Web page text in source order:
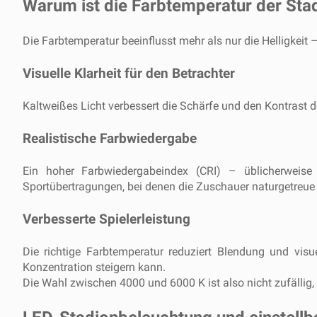
Warum ist die Farbtemperatur der
Die Farbtemperatur beeinflusst mehr als nur die
Visuelle Klarheit für den Betrachter
Kaltweißes Licht verbessert die Schärfe und den Kontrast
Realistische Farbwiedergabe
Ein hoher Farbwiedergabeindex (CRI) –
Sportübertragungen, bei denen die Zuschauer
Verbesserte Spielerleistung
Die richtige Farbtemperatur reduziert Blendung und
Konzentration steigern kann.
Die Wahl zwischen 4000 und 6000 K ist also nicht